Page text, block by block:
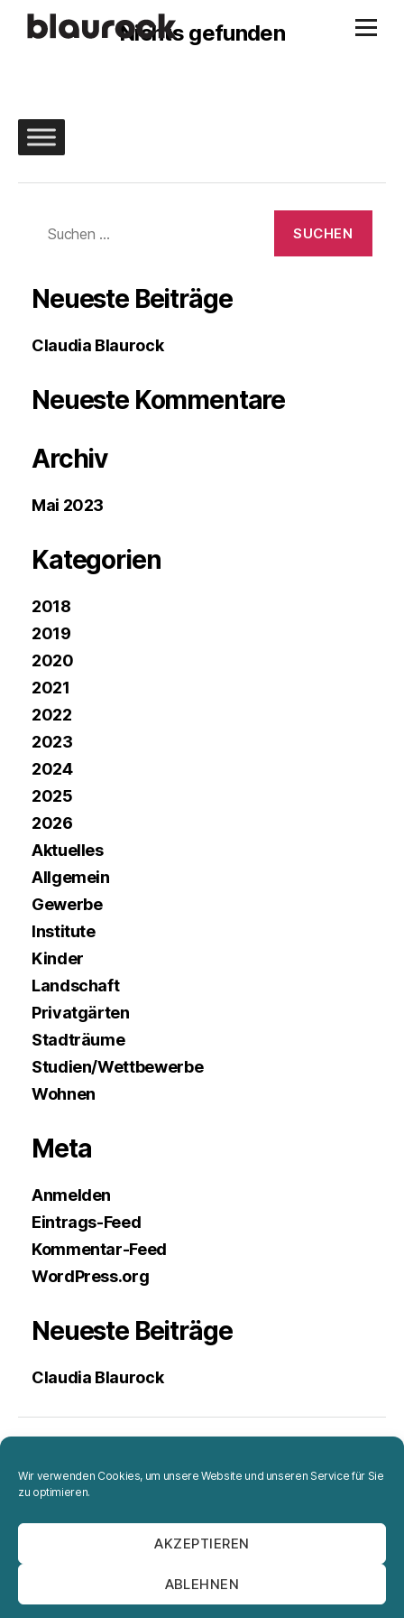
Wir verwenden Cookies, um unsere Website und unseren Service für Sie
zu optimieren.
AKZEPTIEREN
ABLEHNEN
Nichts gefunden
nach:
Neueste Beiträge
Claudia Blaurock
Neueste Kommentare
Archiv
Mai 2023
Kategorien
2018
2019
2020
2021
2022
2023
2024
2025
2026
Aktuelles
Allgemein
Gewerbe
Institute
Kinder
Landschaft
Privatgärten
Stadträume
Studien/Wettbewerbe
Wohnen
Meta
Anmelden
Eintrags-Feed
Kommentar-Feed
WordPress.org
Neueste Beiträge
Claudia Blaurock
Projekte
Datenschutzerklärung